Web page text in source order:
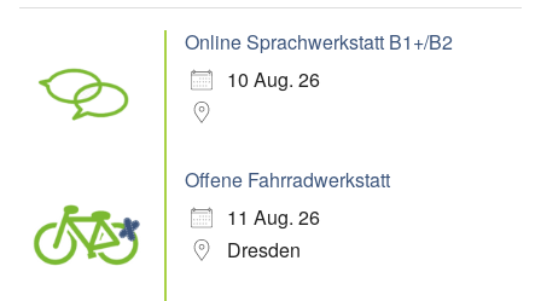
Online Sprachwerkstatt B1+/B2
10 Aug. 26
Offene Fahrradwerkstatt
11 Aug. 26
Dresden